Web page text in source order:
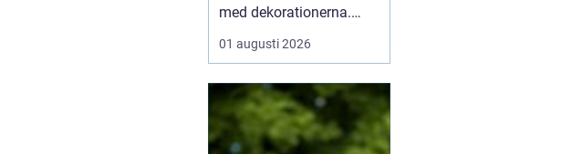
med dekorationerna.
Den börjar i köket. Maten
sätter ton, tempo och
är bröllop på herrgård,
studentmottagning i
trädgården...
01 augusti 2026